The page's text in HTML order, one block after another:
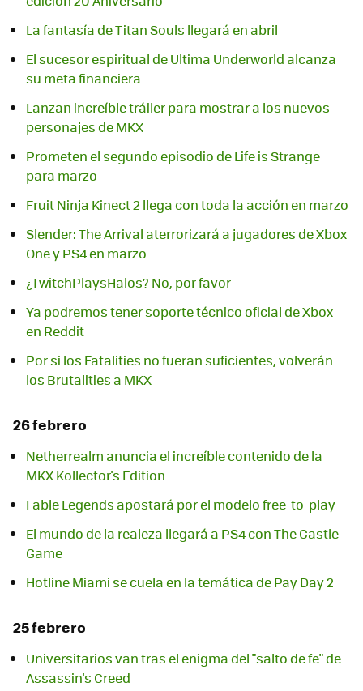
La fantasía de Titan Souls llegará en abril
El sucesor espiritual de Ultima Underworld alcanza
su meta financiera
Lanzan increíble tráiler para mostrar a los nuevos
personajes de MKX
Prometen el segundo episodio de Life is Strange
para marzo
Fruit Ninja Kinect 2 llega con toda la acción en marzo
Slender: The Arrival aterrorizará a jugadores de Xbox
¿TwitchPlaysHalos? No, por favor
Ya podremos tener soporte técnico oficial de Xbox
Por si los Fatalities no fueran suficientes, volverán
los Brutalities a MKX
26 febrero
Netherrealm anuncia el increíble contenido de la
MKX Kollector's Edition
Fable Legends apostará por el modelo free-to-play
El mundo de la realeza llegará a PS4 con The Castle
Game
Hotline Miami se cuela en la temática de Pay Day 2
25 febrero
Universitarios van tras el enigma del "salto de fe" de